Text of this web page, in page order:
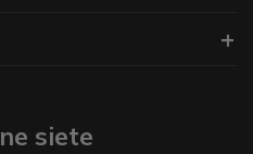
siete